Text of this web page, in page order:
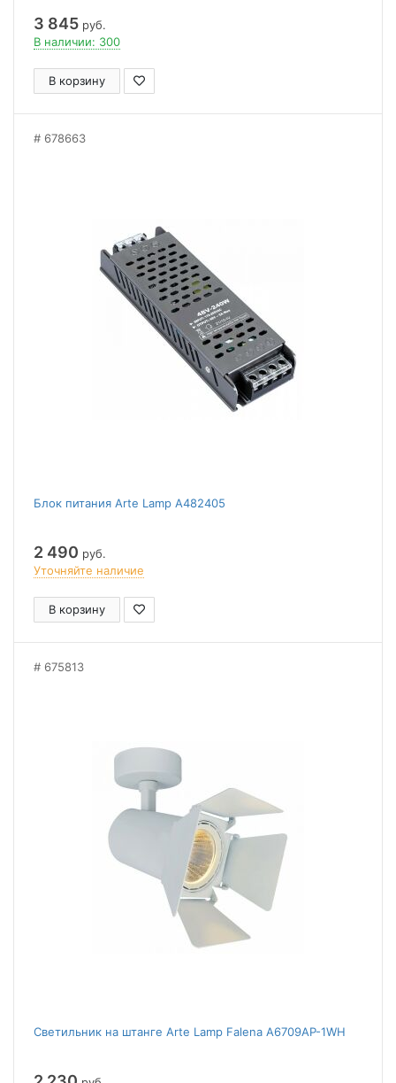
3 845 руб.
В наличии: 300
В корзину
678663
Блок питания Arte Lamp A482405
2 490 руб.
Уточняйте наличие
В корзину
675813
Светильник на штанге Arte Lamp Falena A6709AP-1WH